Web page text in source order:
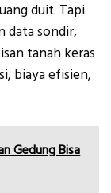
duit. Tapi
data sondir,
tanah keras
biaya efisien,
Gedung Bisa